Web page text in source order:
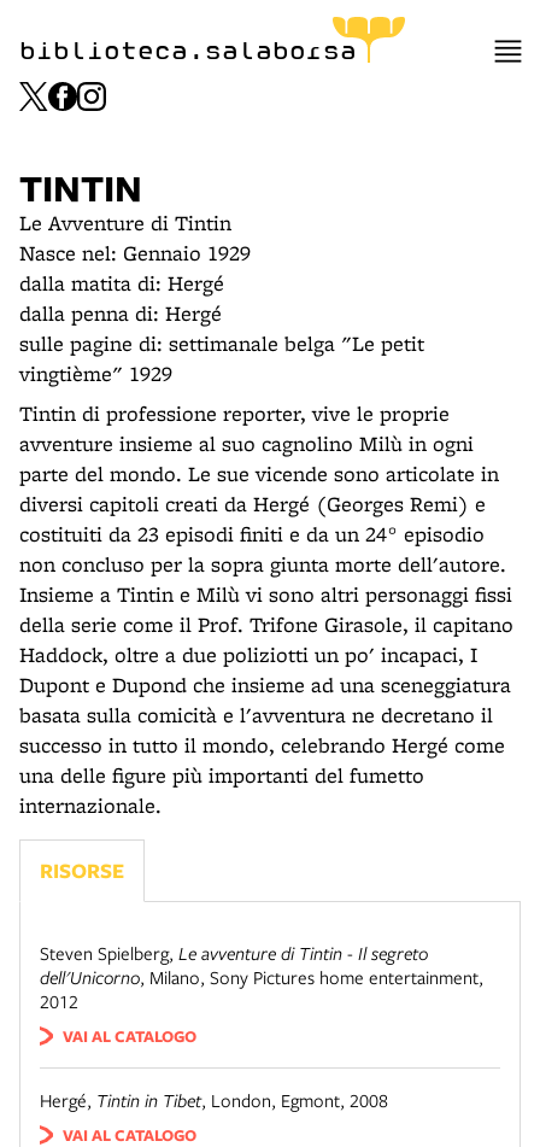
biblioteca.salaborsa
TINTIN
Le Avventure di Tintin
Nasce nel: Gennaio 1929
dalla matita di: Hergé
dalla penna di: Hergé
sulle pagine di: settimanale belga "Le petit
vingtième" 1929
Tintin di professione reporter, vive le proprie
avventure insieme al suo cagnolino Milù in ogni
parte del mondo. Le sue vicende sono articolate in
diversi capitoli creati da Hergé (Georges Remi) e
costituiti da 23 episodi finiti e da un 24° episodio
non concluso per la sopra giunta morte dell'autore.
Insieme a Tintin e Milù vi sono altri personaggi fissi
della serie come il Prof. Trifone Girasole, il capitano
Haddock, oltre a due poliziotti un po' incapaci, I
Dupont e Dupond che insieme ad una sceneggiatura
basata sulla comicità e l'avventura ne decretano il
successo in tutto il mondo, celebrando Hergé come
una delle figure più importanti del fumetto
internazionale.
RISORSE
Steven Spielberg, Le avventure di Tintin - Il segreto
dell'Unicorno, Milano, Sony Pictures home entertainment,
2012
VAI AL CATALOGO
Hergé, Tintin in Tibet, London, Egmont, 2008
VAI AL CATALOGO